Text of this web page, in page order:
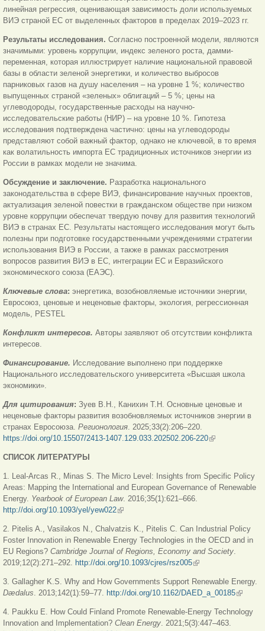
линейная регрессия, оценивающая зависимость доли используемых
ВИЭ страной ЕС от выделенных факторов в пределах 2019–2023 гг.
Результаты исследования. Согласно построенной модели, являются
значимыми: уровень коррупции, индекс зеленого роста, дамми-
переменная, которая иллюстрирует наличие национальной правовой
базы в области зеленой энергетики, и количество выбросов
парниковых газов на душу населения – на уровне 1 %; количество
выпущенных страной «зеленых» облигаций – 5 %; цены на
углеводороды, государственные расходы на научно-
исследовательские работы (НИР) – на уровне 10 %. Гипотеза
исследования подтверждена частично: цены на углеводороды
представляют собой важный фактор, однако не ключевой, в то время
как волатильность импорта ЕС традиционных источников энергии из
России в рамках модели не значима.
Обсуждение и заключение. Разработка национального
законодательства в сфере ВИЭ, финансирование научных проектов,
актуализация зеленой повестки в гражданском обществе при низком
уровне коррупции обеспечат твердую почву для развития технологий
ВИЭ в странах ЕС. Результаты настоящего исследования могут быть
полезны при подготовке государственными учреждениями стратегии
использования ВИЭ в России, а также в рамках рассмотрения
вопросов развития ВИЭ в ЕС, интеграции ЕС и Евразийского
экономического союза (ЕАЭС).
Ключевые слова: энергетика, возобновляемые источники энергии,
Евросоюз, ценовые и неценовые факторы, экология, регрессионная
модель, PESTEL
Конфликт интересов. Авторы заявляют об отсутствии конфликта
интересов.
Финансирование. Исследование выполнено при поддержке
Национального исследовательского университета «Высшая школа
экономики».
Для цитирования: Зуев В.Н., Канихин Т.Н. Основные ценовые и
неценовые факторы развития возобновляемых источников энергии в
странах Евросоюза. Регионология. 2025;33(2):206–220.
https://doi.org/10.15507/2413-1407.129.033.202502.206-220(внешняя
СПИСОК ЛИТЕРАТУРЫ
1. Leal-Arcas R., Minas S. The Micro Level: Insights from Specific Policy
Areas: Mapping the International and European Governance of Renewable
Energy. Yearbook of European Law. 2016;35(1):621–666.
http://doi.org/10.1093/yel/yew022(внешняя ссылка)
2. Pitelis A., Vasilakos N., Chalvatzis K., Pitelis C. Can Industrial Policy
Foster Innovation in Renewable Energy Technologies in the OECD and in
EU Regions? Cambridge Journal of Regions, Economy and Society.
2019;12(2):271–292. http://doi.org/10.1093/cjres/rsz005(внешняя ссылка)
3. Gallagher K.S. Why and How Governments Support Renewable Energy.
Dædalus. 2013;142(1):59–77. http://doi.org/10.1162/DAED_a_00185
4. Paukku E. How Could Finland Promote Renewable-Energy Technology
Innovation and Implementation? Clean Energy. 2021;5(3):447–463.